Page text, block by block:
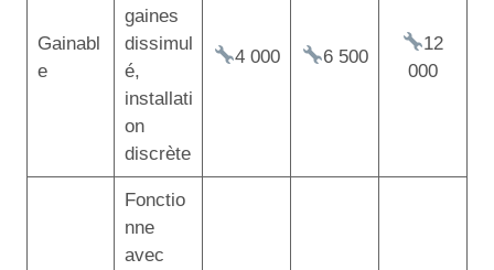
Gainabl
e
gaines
dissimul
é,
installati
on
discrète
4 000 6 500
12
000
Fonctio
nne
avec